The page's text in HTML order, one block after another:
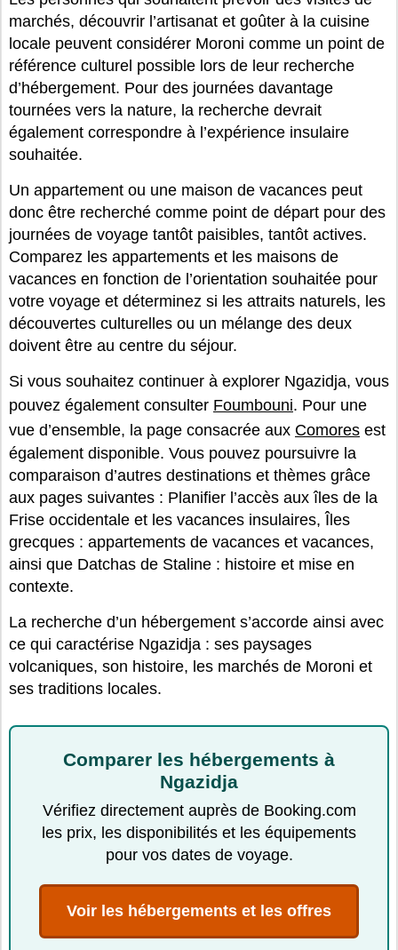
marchés, découvrir l’artisanat et goûter à la cuisine
locale peuvent considérer Moroni comme un point de
référence culturel possible lors de leur recherche
d’hébergement. Pour des journées davantage
tournées vers la nature, la recherche devrait
également correspondre à l’expérience insulaire
souhaitée.
Un appartement ou une maison de vacances peut
donc être recherché comme point de départ pour des
journées de voyage tantôt paisibles, tantôt actives.
Comparez les appartements et les maisons de
vacances en fonction de l’orientation souhaitée pour
votre voyage et déterminez si les attraits naturels, les
découvertes culturelles ou un mélange des deux
doivent être au centre du séjour.
Si vous souhaitez continuer à explorer Ngazidja, vous
pouvez également consulter Foumbouni. Pour une
vue d’ensemble, la page consacrée aux Comores est
également disponible. Vous pouvez poursuivre la
comparaison d’autres destinations et thèmes grâce
aux pages suivantes : Planifier l’accès aux îles de la
Frise occidentale et les vacances insulaires, Îles
grecques : appartements de vacances et vacances,
ainsi que Datchas de Staline : histoire et mise en
contexte.
La recherche d’un hébergement s’accorde ainsi avec
ce qui caractérise Ngazidja : ses paysages
volcaniques, son histoire, les marchés de Moroni et
ses traditions locales.
Comparer les hébergements à
Ngazidja
Vérifiez directement auprès de Booking.com
les prix, les disponibilités et les équipements
pour vos dates de voyage.
Voir les hébergements et les offres